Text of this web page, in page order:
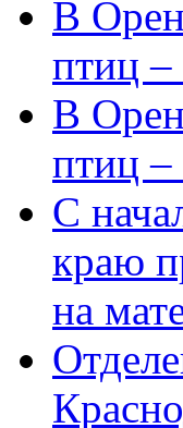
В
птиц –
В
птиц
С
краю
на